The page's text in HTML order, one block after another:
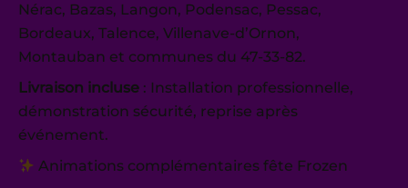
Nérac, Bazas, Langon, Podensac, Pessac,
Bordeaux, Talence, Villenave-d’Ornon,
Montauban et communes du 47-33-82.
Livraison incluse : Installation professionnelle,
démonstration sécurité, reprise après
événement.
Animations complémentaires fête Frozen